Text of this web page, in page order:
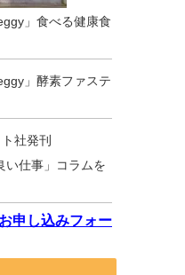
」食べる健康食
」酵素ファステ
社発刊
い仕事」コラムを
申し込みフォー